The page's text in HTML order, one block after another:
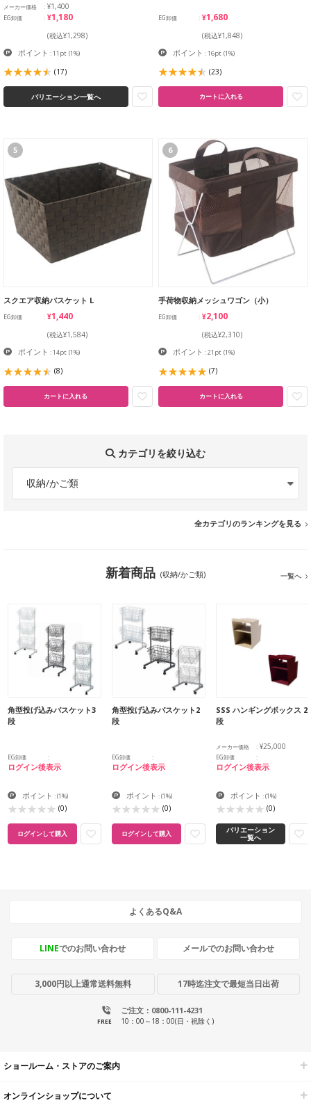
メーカー価格 ¥1,400
EG卸価 ¥1,180
(税込¥1,298)
ポイント : 11pt (1%)
(17)
バリエーション一覧へ
EG卸価 ¥1,680
(税込¥1,848)
ポイント : 16pt (1%)
(23)
カートに入れる
5
スクエア収納バスケット L
EG卸価 ¥1,440
(税込¥1,584)
ポイント : 14pt (1%)
(8)
カートに入れる
6
手荷物収納メッシュワゴン（小）
EG卸価 ¥2,100
(税込¥2,310)
ポイント : 21pt (1%)
(7)
カートに入れる
カテゴリを絞り込む
収納/かご類
全カテゴリのランキングを見る
新着商品 (収納/かご類) 一覧へ
角型投げ込みバスケット3
段
EG卸価
ログイン後表示
ポイント :(1%)
(0)
ログインして購入
角型投げ込みバスケット2
段
EG卸価
ログイン後表示
ポイント :(1%)
(0)
ログインして購入
SSS ハンギングボックス 2
段
メーカー価格 ¥25,000
EG卸価
ログイン後表示
ポイント :(1%)
(0)
バリエーション
一覧へ
よくあるQ&A
LINEでのお問い合わせ メールでのお問い合わせ
3,000円以上通常送料無料 17時迄注文で最短当日出荷
ご注文：0800-111-4231
FREE 10：00～18：00(日・祝除く)
ショールーム・ストアのご案内
オンラインショップについて